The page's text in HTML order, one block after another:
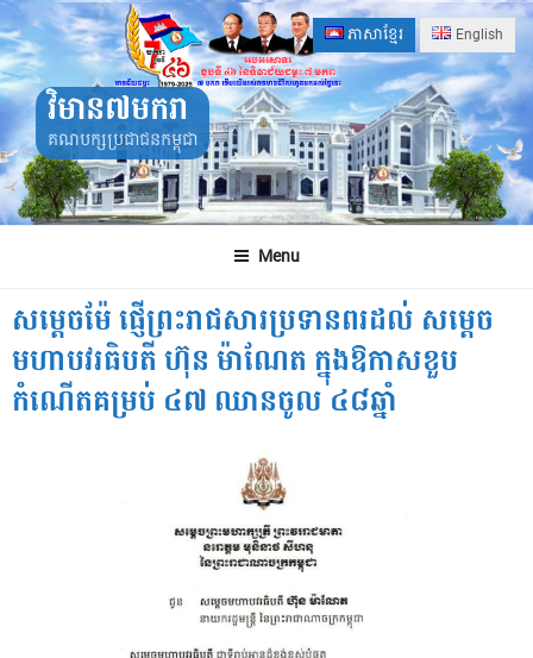
Skip
to
content
ភាសាខ្មែរ English
វិមាន៧មករា
គណបក្សប្រជាជនកម្ពុជា
Menu
សម្តេចម៉ែ ផ្ញើព្រះរាជសារប្រទានពរដល់ សម្តេច
មហាបវរធិបតី ហ៊ុន ម៉ាណែត ក្នុងឱកាសខួប
កំណើតគម្រប់ ៤៧ ឈានចូល ៤៨ឆ្នាំ